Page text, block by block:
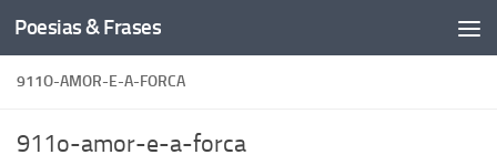
Skip to content
Poesias & Frases
911O-AMOR-E-A-FORCA
911o-amor-e-a-forca